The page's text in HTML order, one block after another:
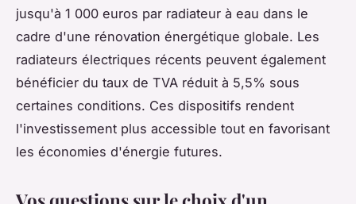
jusqu'à 1 000 euros par radiateur à eau dans le
cadre d'une rénovation énergétique globale. Les
radiateurs électriques récents peuvent également
bénéficier du taux de TVA réduit à 5,5% sous
certaines conditions. Ces dispositifs rendent
l'investissement plus accessible tout en favorisant
les économies d'énergie futures.